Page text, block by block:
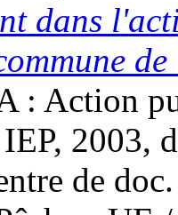
dans
de
: Action
2003,
de